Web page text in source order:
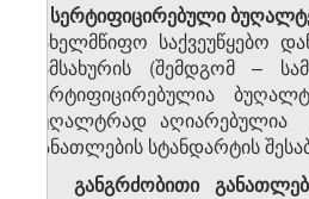
ა) სერტიფიცირებული
სახელმწიფო საქვეუწყებო
სამსახურის (შემდგომ–
სერტიფიცირებულია
ბუღალტრად აღიარებულია
განათლების სტანდარტის
ბ) განგრძობითი